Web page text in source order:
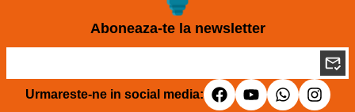
Aboneaza-te la newsletter
Urmareste-ne in social media: